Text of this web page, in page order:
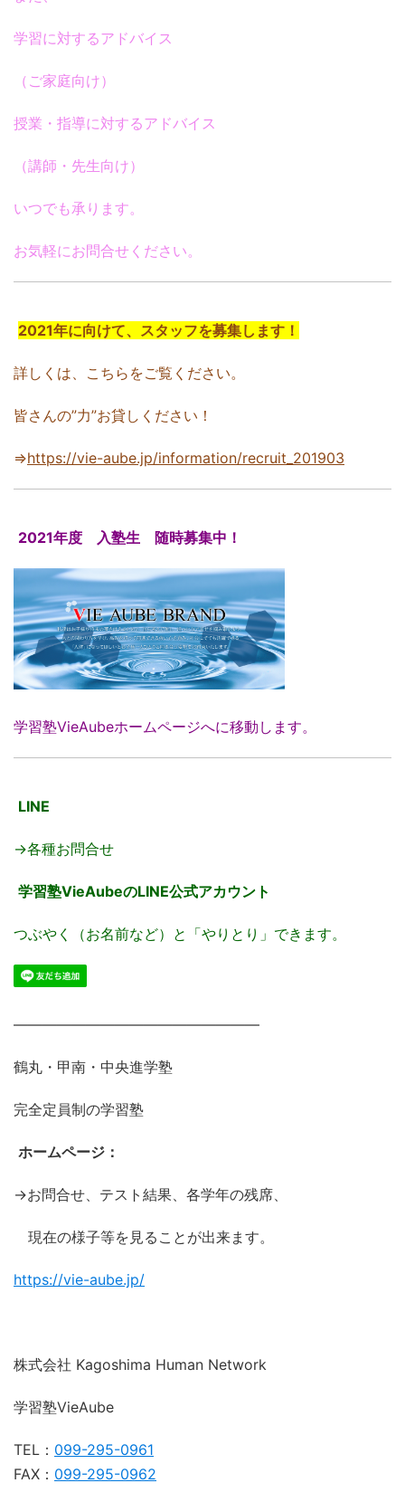
学習に対するアドバイス
（ご家庭向け）
授業・指導に対するアドバイス
（講師・先生向け）
いつでも承ります。
お気軽にお問合せください。
2021年に向けて、スタッフを募集します！
詳しくは、こちらをご覧ください。
皆さんの”力”お貸しください！
⇒https://vie-aube.jp/information/recruit_201903
2021年度 入塾生 随時募集中！
学習塾VieAubeホームページへに移動します。
LINE
→各種お問合せ
学習塾VieAubeのLINE公式アカウント
つぶやく（お名前など）と「やりとり」できます。
―――――――――――――――――
鶴丸・甲南・中央進学塾
完全定員制の学習塾
ホームページ：
→お問合せ、テスト結果、各学年の残席、
現在の様子等を見ることが出来ます。
https://vie-aube.jp/
株式会社 Kagoshima Human Network
学習塾VieAube
TEL： 099-295-0961
FAX： 099-295-0962